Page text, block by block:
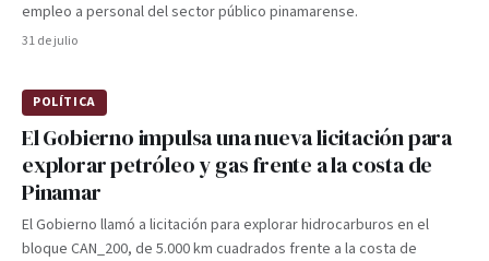
empleo a personal del sector público pinamarense.
31 de julio
POLÍTICA
El Gobierno impulsa una nueva licitación para
explorar petróleo y gas frente a la costa de
Pinamar
El Gobierno llamó a licitación para explorar hidrocarburos en el
bloque CAN_200, de 5.000 km cuadrados frente a la costa de